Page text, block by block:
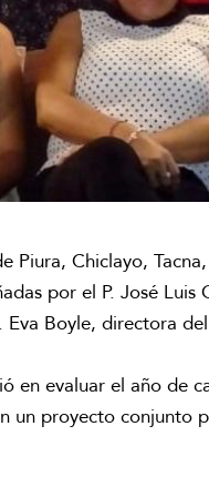
Piura, Chiclayo,
por el P. José
Eva Boyle, directora
en evaluar el año de
un proyecto conjunto